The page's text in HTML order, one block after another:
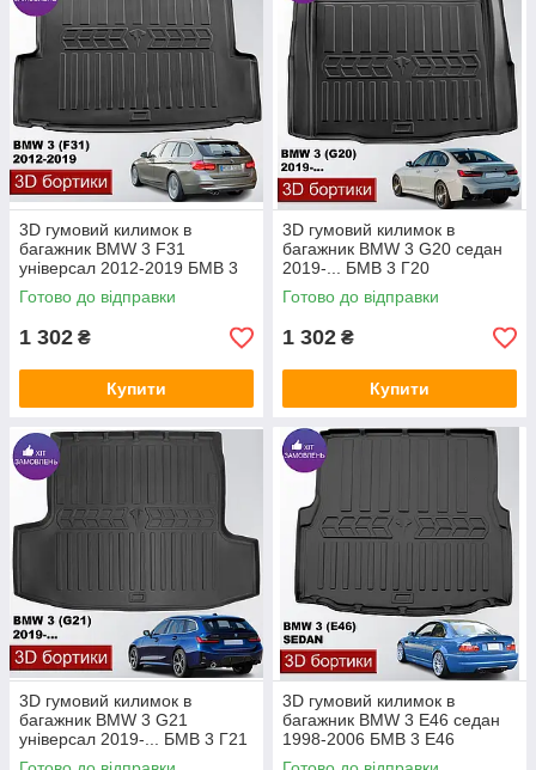
3D гумовий килимок в
багажник BMW 3 F31
універсал 2012-2019 БМВ 3
Ф31
Готово до відправки
1 302 ₴
Купити
3D гумовий килимок в
багажник BMW 3 G20 седан
2019-... БМВ 3 Г20
Готово до відправки
1 302 ₴
Купити
3D гумовий килимок в
багажник BMW 3 G21
універсал 2019-... БМВ 3 Г21
3D гумовий килимок в
багажник BMW 3 Е46 седан
1998-2006 БМВ 3 Е46